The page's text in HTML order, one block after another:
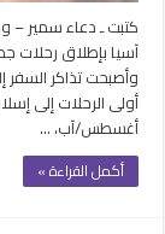
كتبت ـ دعاء سمير –
آسيا بإطلاق رحلات
وأصبحت تذاكر السفر
أغسطس/آب، …
أكمل القراءة »